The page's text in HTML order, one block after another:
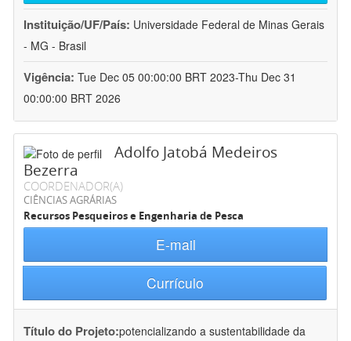
Instituição/UF/País: Universidade Federal de Minas Gerais
- MG - Brasil
Vigência: Tue Dec 05 00:00:00 BRT 2023-Thu Dec 31
00:00:00 BRT 2026
Adolfo Jatobá Medeiros
Bezerra
COORDENADOR(A)
CIÊNCIAS AGRÁRIAS
Recursos Pesqueiros e Engenharia de Pesca
E-mail
Currículo
Título do Projeto:potencializando a sustentabilidade da